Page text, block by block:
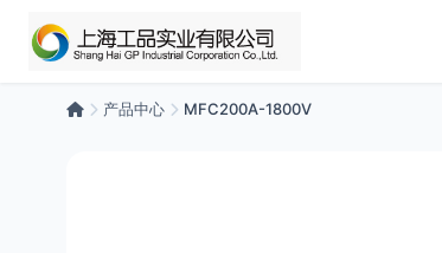
产品中心 MFC200A-1800V